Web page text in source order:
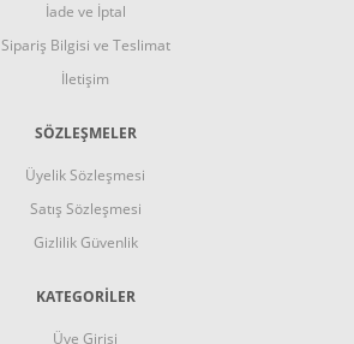
İade ve İptal
Sipariş Bilgisi ve Teslimat
İletişim
SÖZLEŞMELER
Üyelik Sözleşmesi
Satış Sözleşmesi
Gizlilik Güvenlik
KATEGORİLER
Üye Girişi